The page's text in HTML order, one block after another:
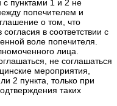
с пунктами 1 и 2 не
попечителем и
о том, что
в соответствии с
воле попечителя.
лица.
не соглашаться
мероприятия,
2 пункта, только при
таких